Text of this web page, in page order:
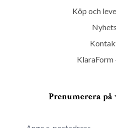
Köp och
KlaraForm
Prenumerera